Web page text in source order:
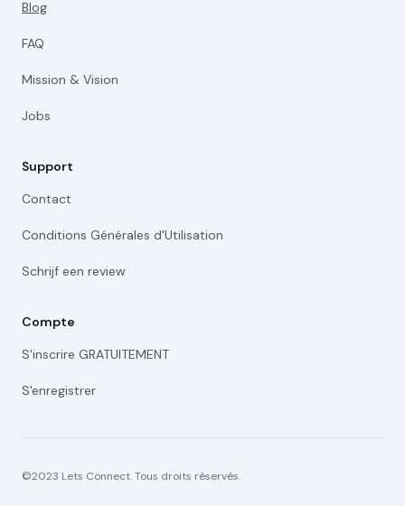
Blog
FAQ
Mission & Vision
Jobs
Support
Contact
Conditions Générales d'Utilisation
Schrijf een review
Compte
S'inscrire GRATUITEMENT
S'enregistrer
©2023 Lets Connect. Tous droits réservés.